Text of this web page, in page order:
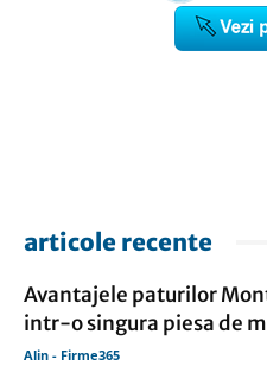
articole recente
Avantajele paturilor
intr-o singura piesa de
Alin - Firme365